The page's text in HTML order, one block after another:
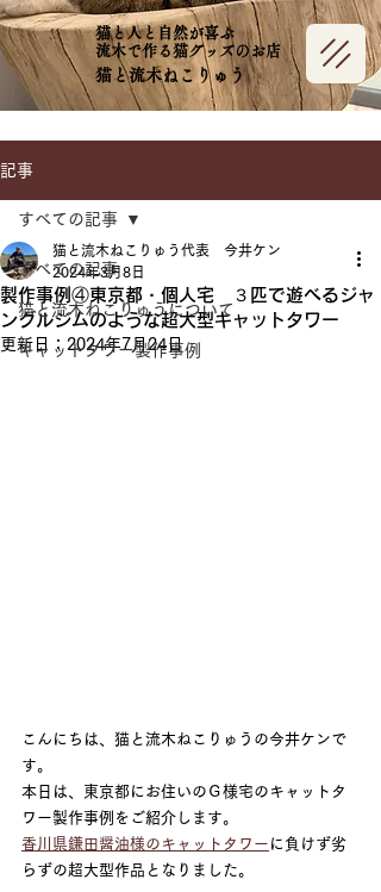
猫と流木ねこりゅう
猫と人と自然が喜ぶ
​流木で作る猫グッズのお店
記事
すべての記事
猫と流木ねこりゅうについて
キャットタワー製作事例
すべての記事
製作事例④東京都・個人宅 ３匹で遊べるジャ
ングルジムのような超大型キャットタワー
猫と流木ねこりゅう代表 今井ケン
2024年3月8日
更新日： 2024年7月24日
こんにちは、猫と流木ねこりゅうの今井ケンで
す。
本日は、東京都にお住いのＧ様宅のキャットタ
ワー製作事例をご紹介します。
香川県鎌田醤油様のキャットタワー に負けず劣
らずの超大型作品となりました。